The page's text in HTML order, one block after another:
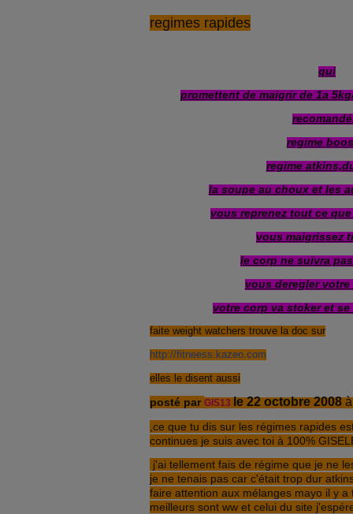
regimes rapides
qui
promettent de maigrir de 1a
regime
regime
la soupe au choux et les
vous reprenez tout ce
vous maigrissez
le corp ne suivra
vous deregler votre
votre corp va stoker et
faite weight watchers trouve la doc sur
http://fitneess.kazeo.com
elles le disent aussi
posté par GIS13 le 22 octobre 2008à
,ce que tu dis sur les régimes rapides
continues je suis avec toi à 100%
j'ai tellement fais de régime que je ne
je ne tenais pas car c'était trop dur
faire attention aux mélanges mayo il y
meilleurs sont ww et celui du site